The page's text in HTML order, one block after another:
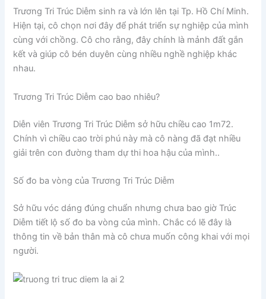
Trương Tri Trúc Diễm sinh ra và lớn lên tại Tp. Hồ Chí Minh.
Hiện tại, cô chọn nơi đây để phát triển sự nghiệp của mình
cùng với chồng. Cô cho rằng, đây chính là mảnh đất gắn
kết và giúp cô bén duyên cùng nhiều nghề nghiệp khác
nhau.
Trương Tri Trúc Diễm cao bao nhiêu?
Diễn viên Trương Tri Trúc Diễm sở hữu chiều cao 1m72.
Chính vì chiều cao trời phú này mà cô nàng đã đạt nhiều
giải trên con đường tham dự thi hoa hậu của mình..
Số đo ba vòng của Trương Tri Trúc Diễm
Sở hữu vóc dáng đúng chuẩn nhưng chưa bao giờ Trúc
Diễm tiết lộ số đo ba vòng của mình. Chắc có lẽ đây là
thông tin về bản thân mà cô chưa muốn công khai với mọi
người.